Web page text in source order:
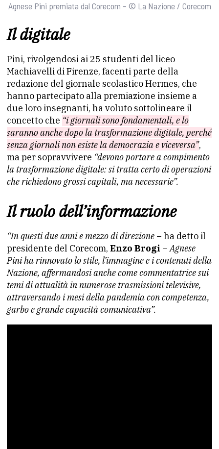
Agnese Pini premiata dal Corecom – © La Nazione / Corecom
Il digitale
Pini, rivolgendosi ai 25 studenti del liceo
Machiavelli di Firenze, facenti parte della
redazione del giornale scolastico Hermes, che
hanno partecipato alla premiazione insieme a
due loro insegnanti, ha voluto sottolineare il
concetto che “i giornali sono fondamentali, e lo
saranno anche dopo la trasformazione digitale, perché
senza giornali non esiste la democrazia e viceversa”,
ma per sopravvivere “devono portare a compimento
la trasformazione digitale: si tratta certo di operazioni
che richiedono grossi capitali, ma necessarie”.
Il ruolo dell’informazione
“In questi due anni e mezzo di direzione – ha detto il
presidente del Corecom, Enzo Brogi –Agnese
Pini ha rinnovato lo stile, l’immagine e i contenuti della
Nazione, affermandosi anche come commentatrice sui
temi di attualità in numerose trasmissioni televisive,
attraversando i mesi della pandemia con competenza,
garbo e grande capacità comunicativa”.